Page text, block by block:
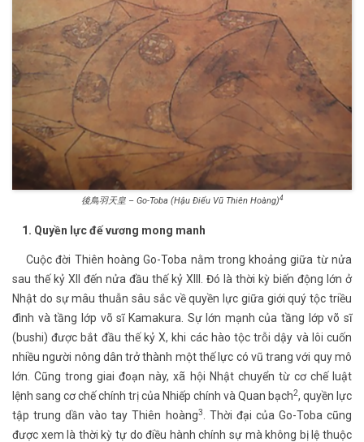
後鳥羽天皇 – Go-Toba (Hậu Điểu Vũ Thiên Hoàng)4
1. Quyền lực đế vương mong manh
Cuộc đời Thiên hoàng Go-Toba nằm trong khoảng giữa từ nửa
sau thế kỷ XII đến nửa đầu thế kỷ XIII. Đó là thời kỳ biến động lớn ở
Nhật do sự mâu thuẫn sâu sắc về quyền lực giữa giới quý tộc triều
đình và tầng lớp võ sĩ Kamakura. Sự lớn mạnh của tầng lớp võ sĩ
(bushi) được bắt đầu thế kỷ X, khi các hào tộc trỗi dậy và lôi cuốn
nhiều người nông dân trở thành một thế lực có vũ trang với quy mô
lớn. Cũng trong giai đoạn này, xã hội Nhật chuyển từ cơ chế luật
lệnh sang cơ chế chính trị của Nhiếp chính và Quan bạch2, quyền lực
tập trung dần vào tay Thiên hoàng3
. Thời đại của Go-Toba cũng
được xem là thời kỳ tự do điều hành chính sự mà không bị lệ thuộc